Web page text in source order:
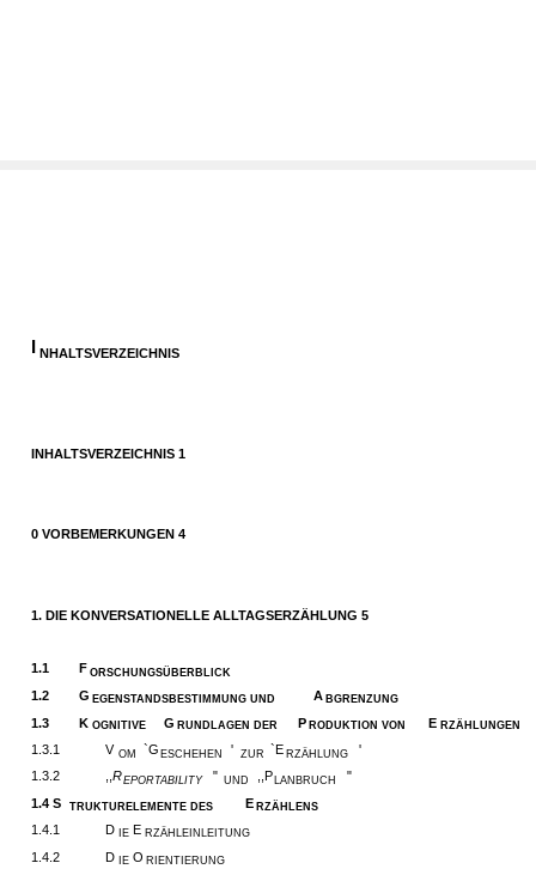
NHALTSVERZEICHNIS
INHALTSVERZEICHNIS 1
0 VORBEMERKUNGEN 4
1. DIE KONVERSATIONELLE ALLTAGSERZÄHLUNG 5
1.1 F ORSCHUNGSÜBERBLICK
1.2 G EGENSTANDSBESTIMMUNG UND A BGRENZUNG
1.3 K OGNITIVE G RUNDLAGEN DER P RODUKTION VON E RZÄHLUNGEN
1.3.1 V OM `G ESCHEHEN ' ZUR `E RZÄHLUNG
'
1.3.2
,,REPORTABILITY " UND ,,P LANBRUCH
"
1.4 S
TRUKTURELEMENTE DES E RZÄHLENS
1.4.1 D IE E RZÄHLEINLEITUNG
1.4.2 D IE O RIENTIERUNG